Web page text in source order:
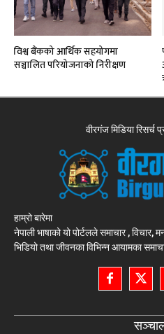
विश्व बैंकको आर्थिक सहयोगमा
सञ्चालित परियोजनाको निरीक्षण
वीरगंज मिडिया रिसर्च
हाम्रो बारेमा
नेपाली भाषाको यो पोर्टलले समाचार ,
भिडियो तथा जीवनका विभिन्न आयामका